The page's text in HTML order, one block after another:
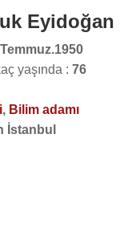
Eyidoğan
yaşında : 76
, Bilim adamı
İstanbul